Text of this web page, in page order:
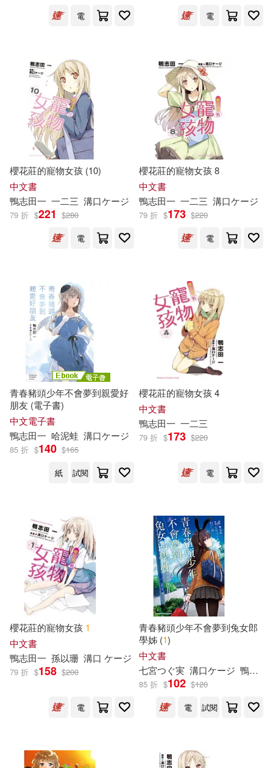
電 電
櫻花莊的寵物女孩 (10)
中文書
鴨志田一 一二三 溝口ケージ
79 折 $221 $280
電
櫻花莊的寵物女孩 8
中文書
鴨志田一 一二三 溝口ケージ
79 折 $173 $220
電
青春豬頭少年不會夢到親愛好
朋友 (電子書)
中文電子書
鴨志田一 哈泥蛙 溝口ケージ
85 折 $140 $165
紙
試閱
櫻花莊的寵物女孩 4
中文書
鴨志田一 一二三
79 折 $173 $220
電
櫻花莊的寵物女孩 1
中文書
鴨志田一 孫以珊 溝口 ケージ
79 折 $158 $200
電
青春豬頭少年不會夢到兔女郎
學姊 (1)
中文書
七宮つぐ実 溝口ケージ 鴨志
85 折 $102 $120
電
試閱